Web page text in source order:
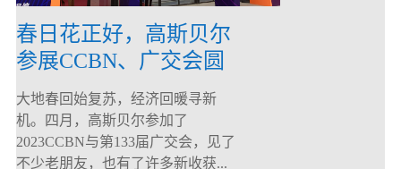
春日花正好，高斯贝尔
参展CCBN、广交会圆
满落幕！
大地春回始复苏，经济回暖寻新
机。四月，高斯贝尔参加了
2023CCBN与第133届广交会，见了
不少老朋友，也有了许多新收获...